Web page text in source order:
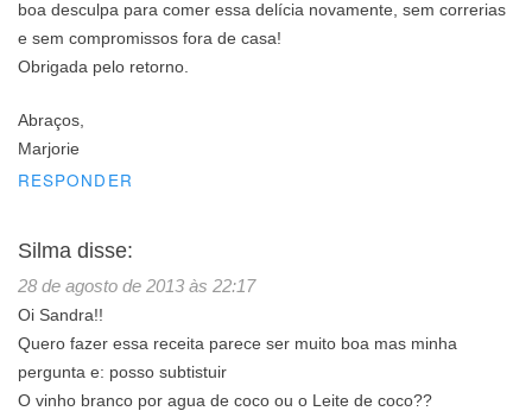
boa desculpa para comer essa delícia novamente, sem correrias
e sem compromissos fora de casa!
Obrigada pelo retorno.
Abraços,
Marjorie
RESPONDER
Silma disse:
28 de agosto de 2013 às 22:17
Oi Sandra!!
Quero fazer essa receita parece ser muito boa mas minha
pergunta e: posso subtistuir
O vinho branco por agua de coco ou o Leite de coco??